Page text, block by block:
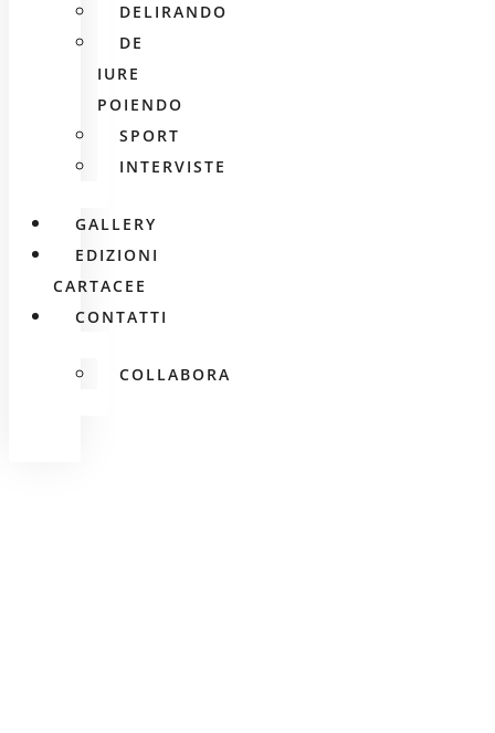
DELIRANDO
DE
IURE
POIENDO
SPORT
INTERVISTE
GALLERY
EDIZIONI
CARTACEE
CONTATTI
COLLABORA